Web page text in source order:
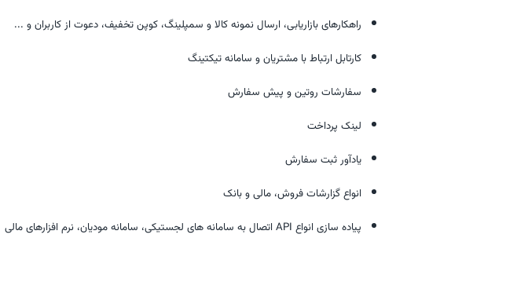
راهکارهای بازاریابی، ارسال نمونه کالا و سمپلینگ، کوپن تخفیف، دعوت از کاربران و ...
کارتابل ارتباط با مشتریان و سامانه تیکتینگ
سفارشات روتین و پیش سفارش
لینک پرداخت
یادآور ثبت سفارش
انواع گزارشات فروش، مالی و بانک
پیاده سازی انواع API اتصال به سامانه های لجستیکی، سامانه مودیان، نرم افزارهای